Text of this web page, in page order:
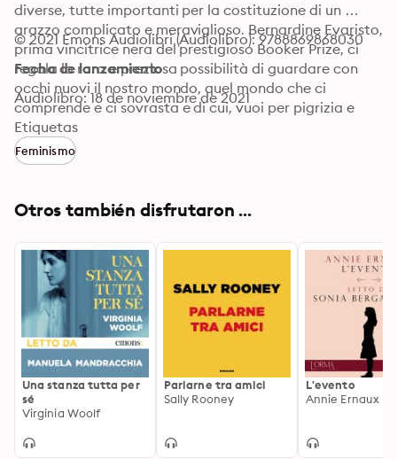
diverse, tutte importanti per la costituzione di un
arazzo complicato e meraviglioso. Bernardine Evaristo,
prima vincitrice nera del prestigioso Booker Prize, ci
regala la rara e preziosa possibilità di guardare con
occhi nuovi il nostro mondo, quel mondo che ci
comprende e ci sovrasta e di cui, vuoi per pigrizia e
vuoi per incapacità umana, siamo sempre e comunque
troppo ignoranti. © Bernardine Evaristo, 2019 © SUR,
2020 Per l’audiolibro :© 2021, Emons Italia S.r.l.
© 2021 Emons Audiolibri (Audiolibro): 9788869868030
Fecha de lanzamiento
Audiolibro: 18 de noviembre de 2021
Etiquetas
Feminismo
Otros también disfrutaron ...
Una stanza tutta per
sé
Virginia Woolf
Parlarne tra amici
Sally Rooney
L'evento
Annie Ernaux